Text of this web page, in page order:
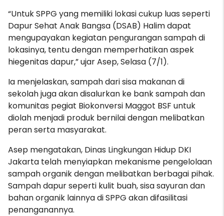
“Untuk SPPG yang memiliki lokasi cukup luas seperti
Dapur Sehat Anak Bangsa (DSAB) Halim dapat
mengupayakan kegiatan pengurangan sampah di
lokasinya, tentu dengan memperhatikan aspek
hiegenitas dapur,” ujar Asep, Selasa (7/1).
Ia menjelaskan, sampah dari sisa makanan di
sekolah juga akan disalurkan ke bank sampah dan
komunitas pegiat Biokonversi Maggot BSF untuk
diolah menjadi produk bernilai dengan melibatkan
peran serta masyarakat.
Asep mengatakan, Dinas Lingkungan Hidup DKI
Jakarta telah menyiapkan mekanisme pengelolaan
sampah organik dengan melibatkan berbagai pihak.
Sampah dapur seperti kulit buah, sisa sayuran dan
bahan organik lainnya di SPPG akan difasilitasi
penanganannya.